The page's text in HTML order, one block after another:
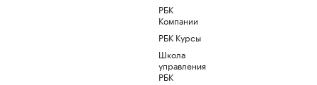
РБК
Компании
РБК Курсы
Школа
управления
РБК